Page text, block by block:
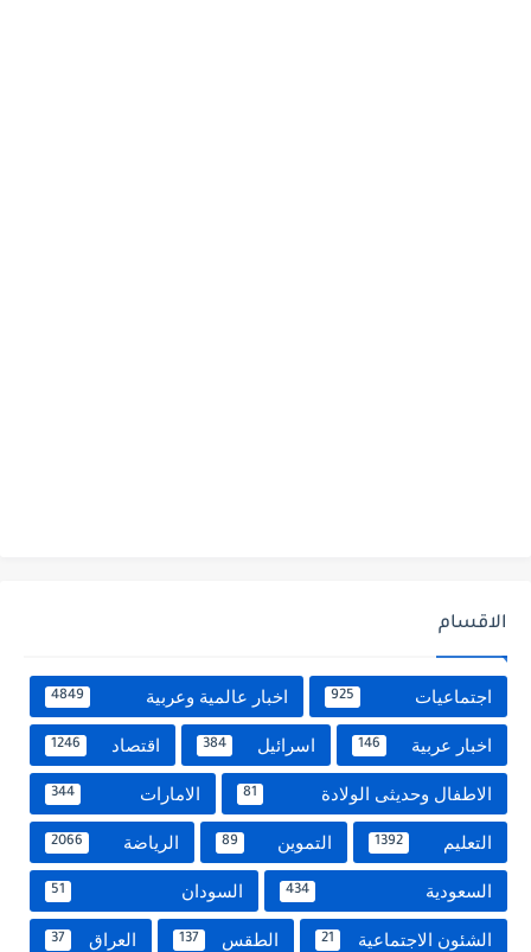
الاقسام
اجتماعيات 925 اخبار عالمية وعربية 4849
اخبار عربية 146 اسرائيل 384 اقتصاد 1246
الاطفال وحديثى الولادة 81 الامارات 344
التعليم 1392 التموين 89 الرياضة 2066
السعودية 434 السودان 51
الشئون الاجتماعية 21 الطقس 137 العراق 37